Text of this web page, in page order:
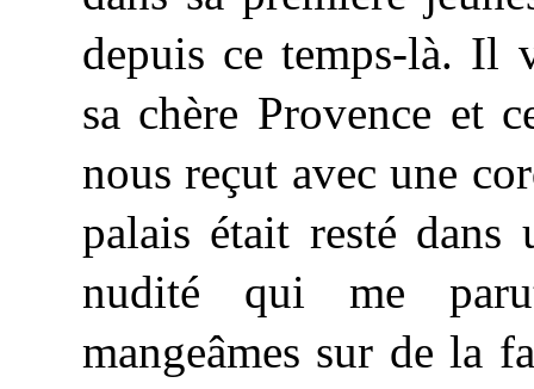
depuis ce temps-là. Il
sa chère Provence et
nous reçut avec une
palais était resté dans
nudité qui me
mangeâmes sur de la